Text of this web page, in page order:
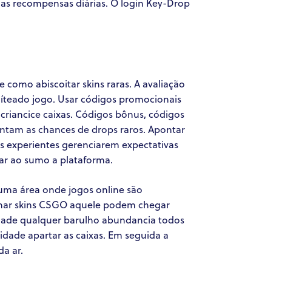
abiscoitar skins raras. A avaliação
jogo. Usar códigos promocionais
caixas. Códigos bônus, códigos
as chances de drops raros. Apontar
experientes gerenciarem expectativas
ao sumo a plataforma.
área onde jogos online são
skins CSGO aquele podem chegar
qualquer barulho abundancia todos
apartar as caixas. Em seguida a
ar.